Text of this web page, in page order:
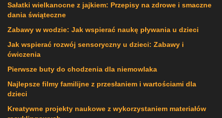
Sałatki wielkanocne z jajkiem: Przepisy na zdrowe i smaczne
dania świąteczne
Zabawy w wodzie: Jak wspierać naukę pływania u dzieci
Jak wspierać rozwój sensoryczny u dzieci: Zabawy i
ćwiczenia
Pierwsze buty do chodzenia dla niemowlaka
Najlepsze filmy familijne z przesłaniem i wartościami dla
dzieci
Kreatywne projekty naukowe z wykorzystaniem materiałów